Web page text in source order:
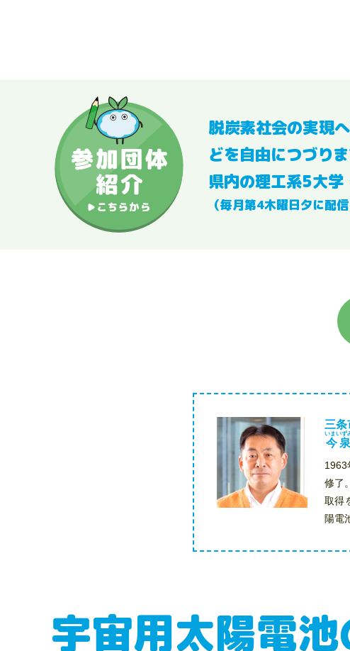
脱炭素社会の実現
どを自由につづりま
県内の理工系5大学
（毎月第4木曜日夕に配
三条
今
いまいず
1963
修了
取得
陽電
宇宙用太陽電